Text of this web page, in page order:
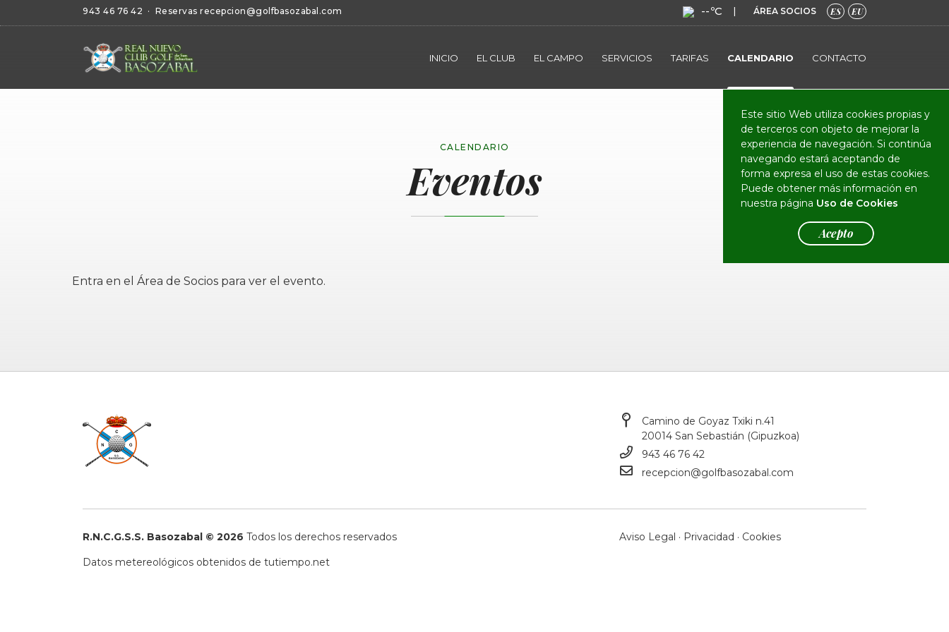
943 46 76 42 · Reservas recepcion@golfbasozabal.com --ºC ÁREA SOCIOS ES EU
INICIO EL CLUB EL CAMPO SERVICIOS TARIFAS CALENDARIO CONTACTO
Este sitio Web utiliza cookies propias y
de terceros con objeto de mejorar la
experiencia de navegación. Si continúa
navegando estará aceptando de
forma expresa el uso de estas cookies.
Puede obtener más información en
nuestra página Uso de Cookies
Acepto
CALENDARIO
Eventos
Entra en el Área de Socios para ver el evento.
Camino de Goyaz Txiki n.41
20014 San Sebastián (Gipuzkoa)
943 46 76 42
recepcion@golfbasozabal.com
R.N.C.G.S.S. Basozabal © 2026 Todos los derechos reservados Aviso Legal · Privacidad · Cookies
Datos metereológicos obtenidos de tutiempo.net